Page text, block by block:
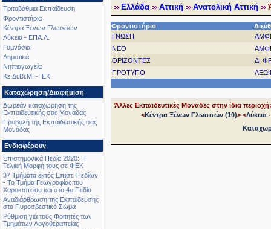
Τριτοβάθμια Εκπαίδευση
Φροντιστήρια
Κέντρα Ξένων Γλωσσών
Λύκεια - ΕΠΑ.Λ.
Γυμνάσια
Δημοτικά
Νηπιαγωγεία
Κε.Δι.Βι.Μ. - ΙΕΚ
Καταχώρηση/Διαφήμιση
Δωρεάν καταχώρηση της
Εκπαιδευτικής σας Μονάδας
Προβολή της Εκπαιδευτικής σας
Μονάδας
Ενδιαφέρουν
Επιστημονικά Πεδία 2020: Η
Τελική Μορφή τους σε ΦΕΚ
37 Τμήματα εκτός Επιστ. Πεδίων
- Το Τμήμα Γεωγραφίας του
Χαροκοπείου και στο 4ο Πεδίο
Αναδιάρθρωση της Εκπαίδευσης
στο Πυροσβεστικό Σώμα
Ρύθμιση για τους Φοιτητές των
Τμημάτων Λογοθεραπείας
Ελλάδα Αττική Ανατολική Αττική
Φροντιστήριο
ΓΝΩΣΗ
ΝΕΟ
ΟΡΙΖΟΝΤΕΣ
Δ.
ΠΡΟΤΥΠΟ
Άλλες Εκπαιδευτικές Μονάδες στην ίδια περιοχή:
<Κέντρα Ξένων Γλωσσών (10)> <Λύκεια